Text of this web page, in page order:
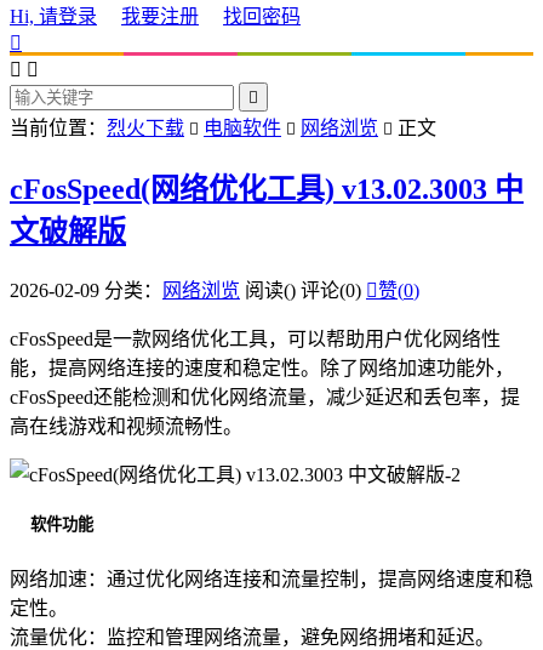
Hi, 请登录 我要注册
找回密码

 

当前位置： 烈火下载  电脑软件  网络浏览  正文
cFosSpeed(网络优化工具) v13.02.3003 中
文破解版
2026-02-09 分类： 网络浏览 阅读() 评论(0) 赞(0)
cFosSpeed是一款网络优化工具，可以帮助用户优化网络性
能，提高网络连接的速度和稳定性。除了网络加速功能外，
cFosSpeed还能检测和优化网络流量，减少延迟和丢包率，提
高在线游戏和视频流畅性。
软件功能
网络加速：通过优化网络连接和流量控制，提高网络速度和稳
定性。
流量优化：监控和管理网络流量，避免网络拥堵和延迟。